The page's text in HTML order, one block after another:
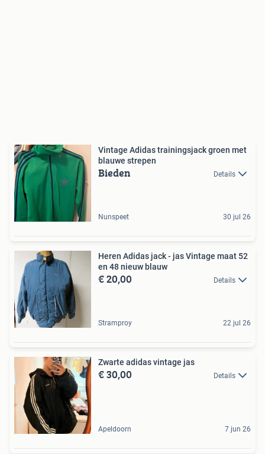
Vintage Adidas trainingsjack groen met
blauwe strepen
Bieden Details
Nunspeet 30 jul 26
Heren Adidas jack - jas Vintage maat 52
en 48 nieuw blauw
€ 20,00 Details
Stramproy 22 jul 26
Zwarte adidas vintage jas
€ 30,00 Details
Apeldoorn 7 jun 26